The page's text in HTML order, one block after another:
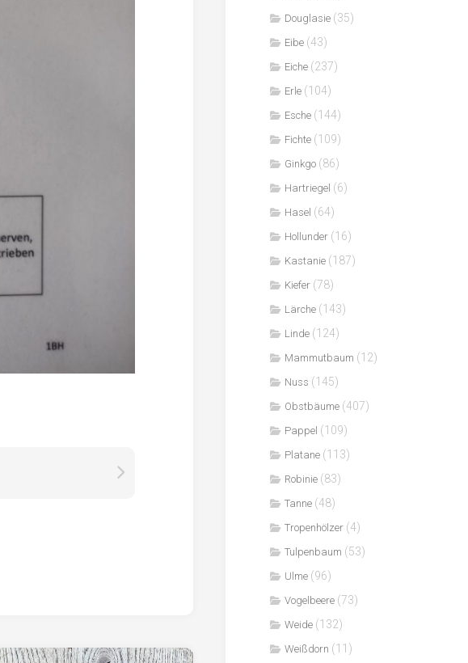
Douglasie (35)
Eibe (43)
Eiche (237)
Erle (104)
Esche (144)
Fichte (109)
Ginkgo (86)
Hartriegel (6)
Hasel (64)
Hollunder (16)
Kastanie (187)
Kiefer (78)
Lärche (143)
Linde (124)
Mammutbaum (12)
Nuss (145)
Obstbäume (407)
Pappel (109)
Platane (113)
Robinie (83)
Tanne (48)
Tropenhölzer (4)
Tulpenbaum (53)
Ulme (96)
Vogelbeere (73)
Weide (132)
Weißdorn (11)